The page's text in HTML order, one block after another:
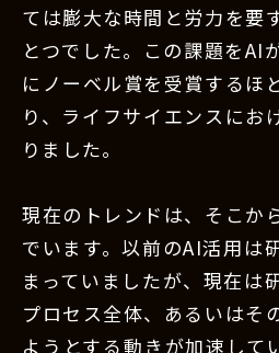
ては膨大な時間と労力を要
とつでした。この課題をAI
にノーベル賞を受賞するほ
り、ライフサイエンスにお
りました。
現在のトレンドは、そこか
でいます。以前のAI活用は
まっていましたが、現在は
プロセス全体、あるいはそ
ようとする動きが加速して